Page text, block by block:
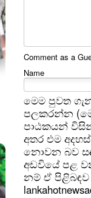
Comment as a
Name
මෙම පුවත
පලකරන්න
පාඨකයන්
අතර එම
නොවන බව
අඩවියේ පළ
නම් ඒ පිළිබඳව